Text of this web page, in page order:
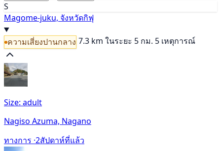
S
Magome-juku, จังหวัดกิฟุ
ความเสี่ยงปานกลาง 7.3 km ในระยะ 5 กม. 5 เหตุการณ์
Size: adult
Nagiso Azuma, Nagano
ทางการ ·2สัปดาห์ที่แล้ว